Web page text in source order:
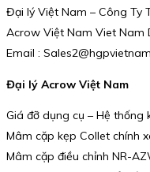
Đại lý Việt Nam – Công Ty
Acrow Việt Nam Viet Nam
Email :
Đại lý Acrow Việt Nam
Giá đỡ dụng cụ – Hệ thống
Mâm cặp kẹp Collet chính
Mâm cặp điều chỉnh NR-